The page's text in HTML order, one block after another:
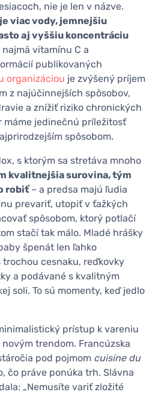
nie je len v názve.
viac vody, jemnejšiu
aj vyššiu koncentráciu
najmä vitamínu C a
publikovaných
organizáciou je zvýšený príjem
z najúčinnejších spôsobov,
a znížiť riziko chronických
máme jedinečnú príležitosť
spôsobom.
s ktorým sa stretáva mnoho
kvalitnejšia surovina, tým
robiť– a predsa majú ľudia
prevariť, utopiť v ťažkých
spôsobom, ktorý potlačí
stačí tak málo. Mladé hrášky
špenát len ľahko
cesnaku, reďkovky
a podávané s kvalitným
soli. To sú momenty, keď jedlo
prístup k vareniu
trendom. Francúzska
pod pojmom cuisine du
čo práve ponúka trh. Slávna
„Nemusíte variť zložité